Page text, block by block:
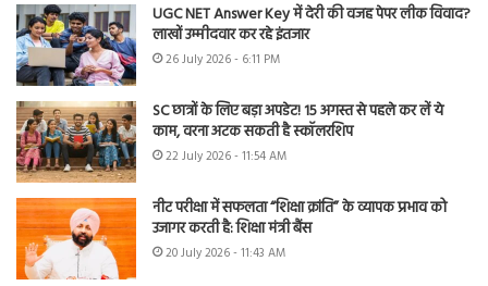
UGC NET Answer Key में देरी की वजह पेपर लीक विवाद?
लाखों उम्मीदवार कर रहे इंतजार
26 July 2026 - 6:11 PM
SC छात्रों के लिए बड़ा अपडेट! 15 अगस्त से पहले कर लें ये
काम, वरना अटक सकती है स्कॉलरशिप
22 July 2026 - 11:54 AM
नीट परीक्षा में सफलता “शिक्षा क्रांति” के व्यापक प्रभाव को
उजागर करती है: शिक्षा मंत्री बैंस
20 July 2026 - 11:43 AM